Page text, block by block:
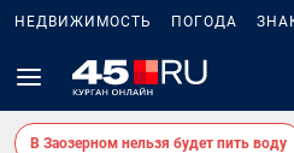
НЕДВИЖИМОСТЬ ПОГОДА
В Заозерном нельзя будет пить воду